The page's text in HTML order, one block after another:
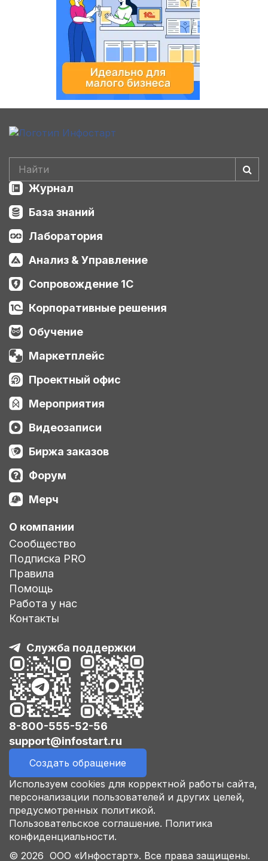
Журнал
База знаний
Лаборатория
Анализ & Управление
Сопровождение 1С
Корпоративные решения
Обучение
Маркетплейс
Проектный офис
Мероприятия
Видеозаписи
Биржа заказов
Форум
Мерч
О компании
Сообщество
Подписка PRO
Правила
Помощь
Работа у нас
Контакты
Служба поддержки
8-800-555-52-56
support@infostart.ru
Создать обращение
Используем cookies для корректной работы сайта,
персонализации пользователей и других целей,
предусмотренных политикой.
Пользовательское соглашение. Политика
конфиденциальности.
© 2026 ООО «Инфостарт». Все права защищены.